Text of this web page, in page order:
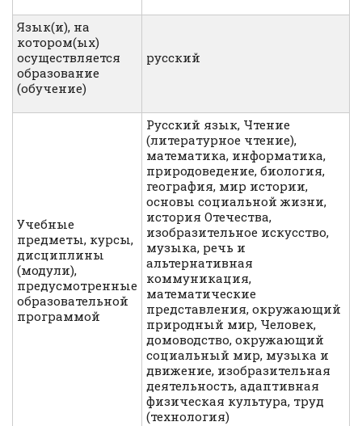
Язык(и), на
котором(ых)
осуществляется
образование
(обучение)
русский
Учебные
предметы, курсы,
дисциплины
(модули),
предусмотренные
образовательной
программой
Русский язык, Чтение
(литературное чтение),
математика, информатика,
природоведение, биология,
география, мир истории,
основы социальной жизни,
история Отечества,
изобразительное искусство,
музыка, речь и
альтернативная
коммуникация,
математические
представления, окружающий
природный мир, Человек,
домоводство, окружающий
социальный мир, музыка и
движение, изобразительная
деятельность, адаптивная
физическая культура, труд
(технология)